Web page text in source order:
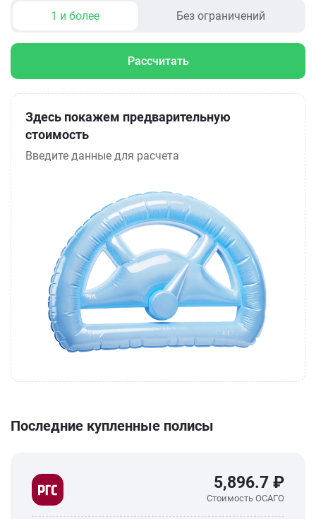
1 и более Без ограничений
Рассчитать
Здесь покажем предварительную
стоимость
Введите данные для расчета
Последние купленные полисы
5,896.7 ₽
Стоимость ОСАГО